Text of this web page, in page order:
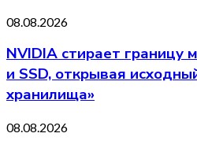
08.08.2026
NVIDIA стирает границу
и SSD, открывая
хранилища»
08.08.2026